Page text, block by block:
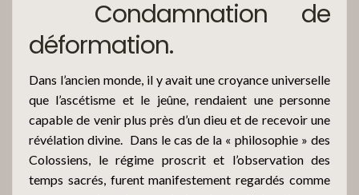
Condamnation de
déformation.
Dans l’ancien monde, il y avait une croyance universelle
que l’ascétisme et le jeûne, rendaient une personne
capable de venir plus près d’un dieu et de recevoir une
révélation divine. Dans le cas de la « philosophie » des
Colossiens, le régime proscrit et l’observation des
temps sacrés, furent manifestement regardés comme